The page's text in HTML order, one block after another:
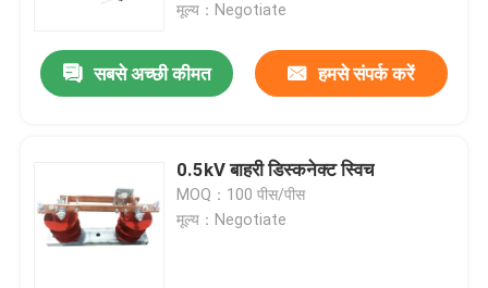
मूल्य：Negotiate
सबसे अच्छी कीमत हमसे संपर्क करें
0.5kV बाहरी डिस्कनेक्ट स्विच
MOQ：100 पीस/पीस
मूल्य：Negotiate